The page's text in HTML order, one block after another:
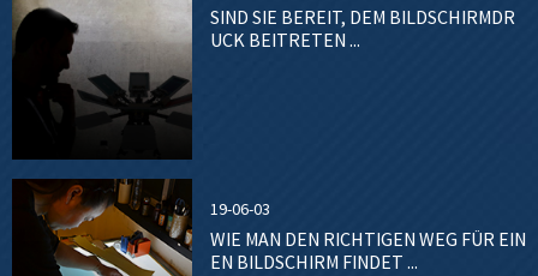
SIND SIE BEREIT, DEM BILDSCHIRMDR
UCK BEITRETEN ...
19-06-03
WIE MAN DEN RICHTIGEN WEG FÜR EIN
EN BILDSCHIRM FINDET ...